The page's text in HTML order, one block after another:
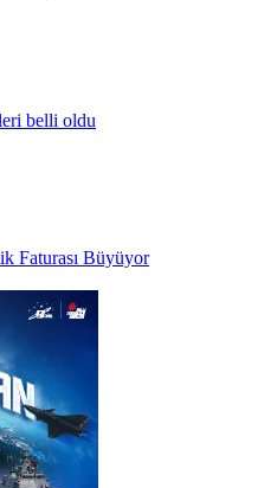
belli oldu
Faturası Büyüyor